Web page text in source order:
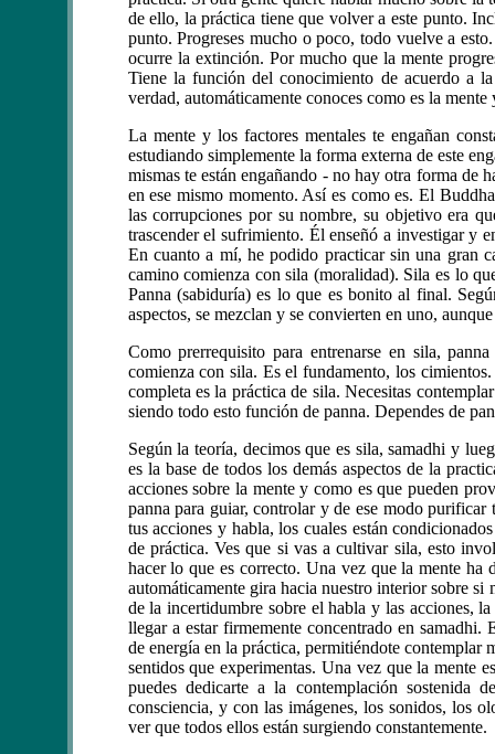
de ello, la práctica tiene que volver a este punto.
punto. Progreses mucho o poco, todo vuelve a
ocurre la extinción. Por mucho que la mente
Tiene la función del conocimiento de acuerdo a
verdad, automáticamente conoces como es la mente
La mente y los factores mentales te engañan
estudiando simplemente la forma externa de este
mismas te están engañando - no hay otra forma de
en ese mismo momento. Así es como es. El
las corrupciones por su nombre, su objetivo era
trascender el sufrimiento. Él enseñó a investigar y
En cuanto a mí, he podido practicar sin una gran
camino comienza con sila (moralidad). Sila es lo
Panna (sabiduría) es lo que es bonito al final.
aspectos, se mezclan y se convierten en uno,
Como prerrequisito para entrenarse en sila,
comienza con sila. Es el fundamento, los
completa es la práctica de sila. Necesitas
siendo todo esto función de panna. Dependes de
Según la teoría, decimos que es sila, samadhi y
es la base de todos los demás aspectos de la
acciones sobre la mente y como es que pueden
panna para guiar, controlar y de ese modo purificar
tus acciones y habla, los cuales están
de práctica. Ves que si vas a cultivar sila, esto
hacer lo que es correcto. Una vez que la mente
automáticamente gira hacia nuestro interior sobre
de la incertidumbre sobre el habla y las acciones,
llegar a estar firmemente concentrado en
de energía en la práctica, permitiéndote contemplar
sentidos que experimentas. Una vez que la mente
puedes dedicarte a la contemplación sostenida
consciencia, y con las imágenes, los sonidos, los
ver que todos ellos están surgiendo constantemente.